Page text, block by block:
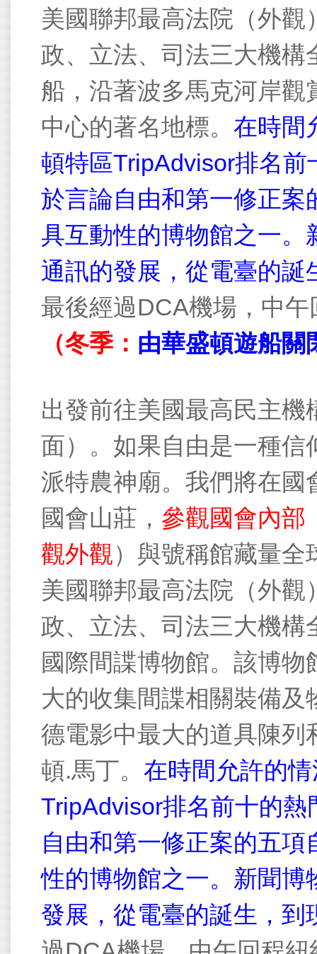
美國聯邦最高法院（外觀
政、立法、司法三大機
船，沿著波多馬克河岸
中心的著名地標。 在時間
頓特區TripAdvisor排名前
於言論自由和第一修正案
具互動性的博物館之一
通訊的發展，從電臺的
最後經過DCA機場，中午
（冬季： 由華盛頓遊船關
出發前往美國最高民主機
面）。如果自由是一種信
派特農神廟。我們將在
國會山莊， 參觀國會內部
觀外觀） 與號稱館藏量全
美國聯邦最高法院（外觀
政、立法、司法三大機
國際間諜博物館。該博
大的收集間諜相關裝備
德電影中最大的道具陳列
頓.馬丁。 在時間允許的
TripAdvisor排名前十的熱
自由和第一修正案的五
性的博物館之一。新聞博
發展，從電臺的誕生，